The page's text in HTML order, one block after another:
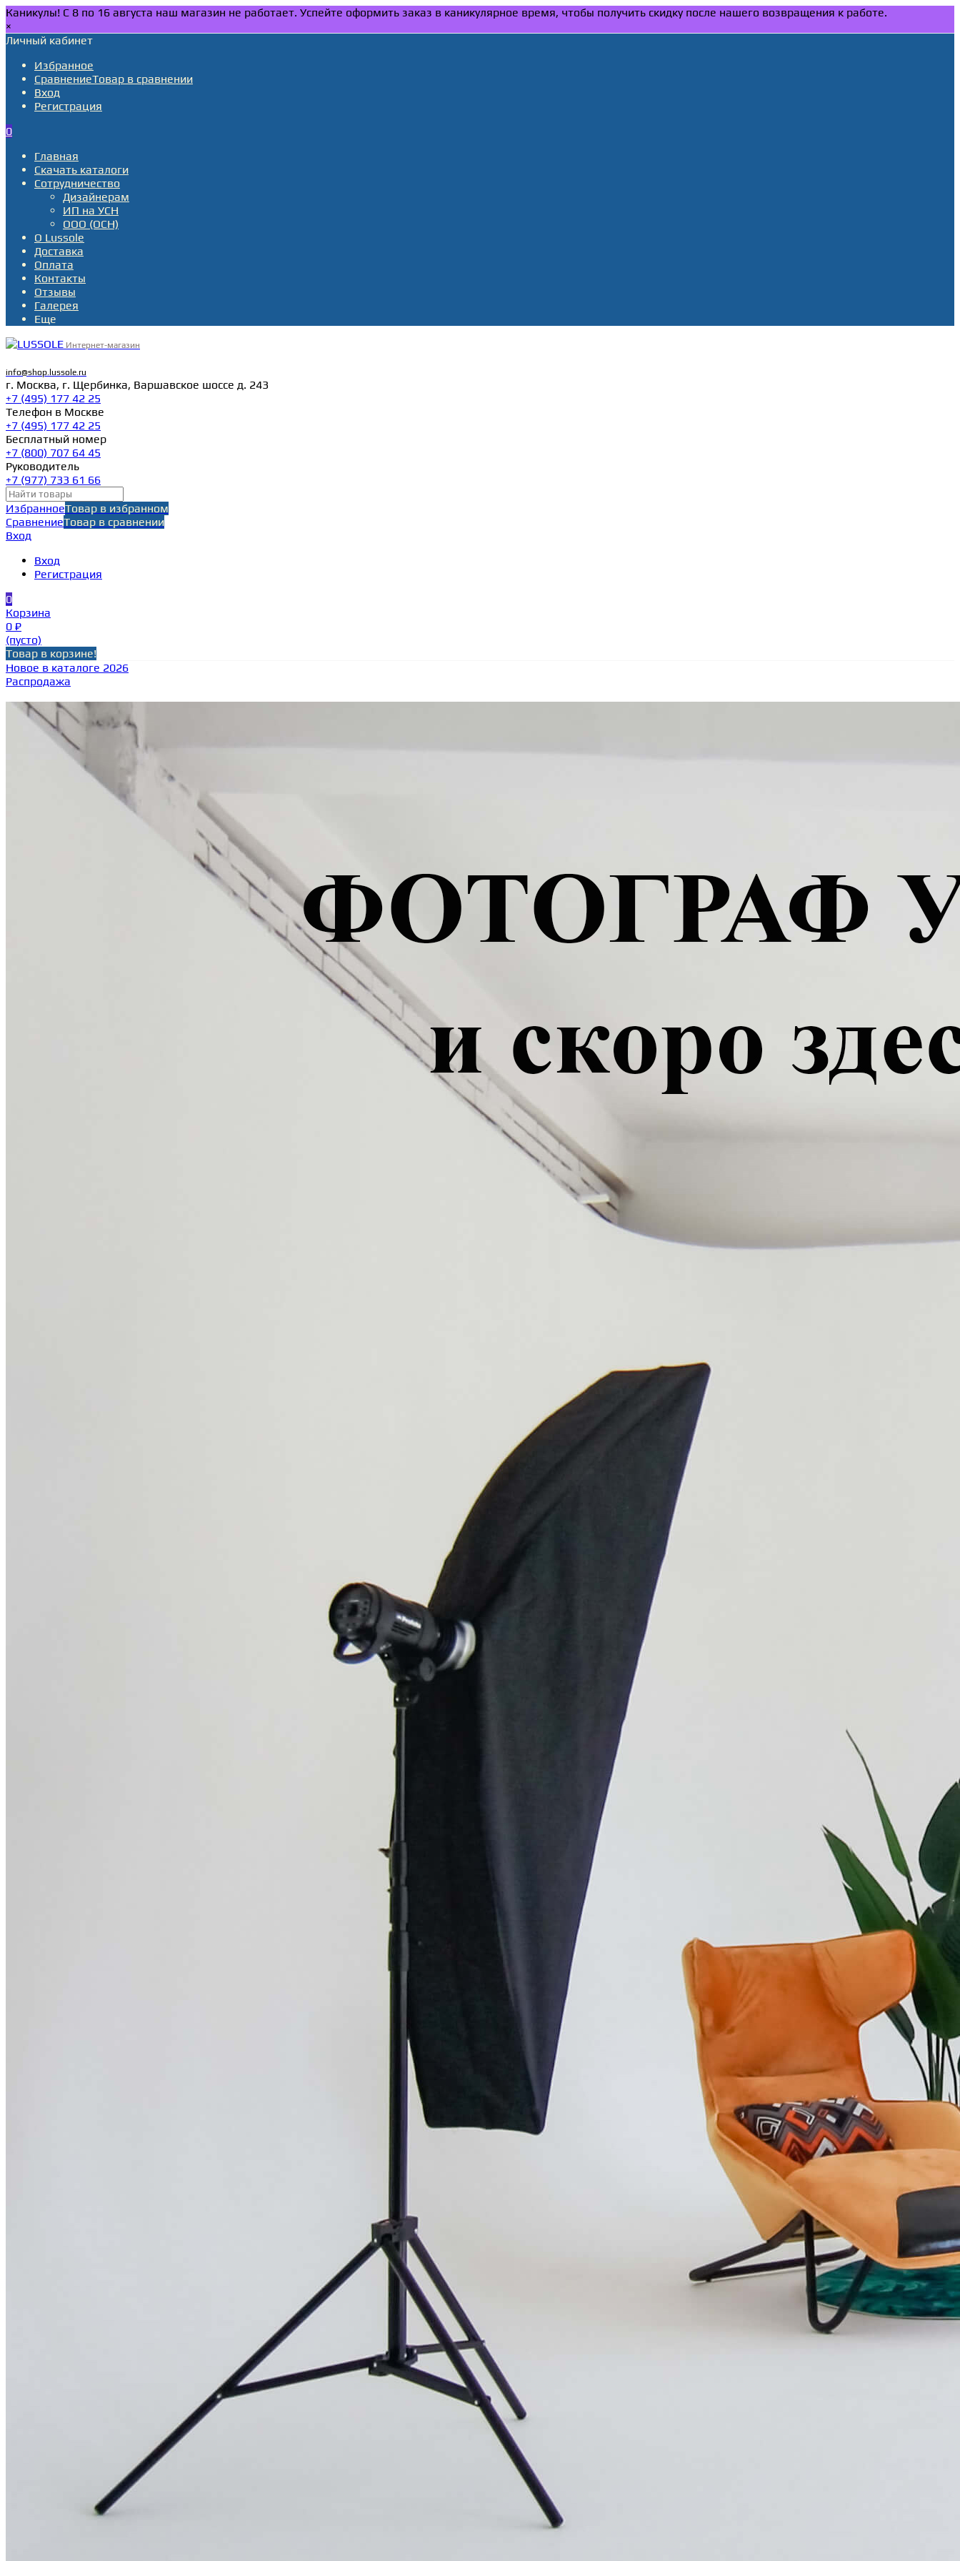
Каникулы! С 8 по 16 августа наш магазин не работает. Успейте оформить заказ в каникулярное время, чтобы получить скидку после нашего возвращения к работе.
×
Личный кабинет
Избранное
СравнениеТовар в сравнении
Вход
Регистрация
0
Главная
Скачать каталоги
Сотрудничество
Дизайнерам
ИП на УСН
ООО (ОСН)
О Lussole
Доставка
Оплата
Контакты
Отзывы
Галерея
Еще
Интернет-магазин
info@shop.lussole.ru
г. Москва, г. Щербинка, Варшавское шоссе д. 243
+7 (495) 177 42 25
Телефон в Москве
+7 (495) 177 42 25
Бесплатный номер
+7 (800) 707 64 45
Руководитель
+7 (977) 733 61 66
ИзбранноеТовар в избранном
СравнениеТовар в сравнении
Вход
Вход
Регистрация
0
Корзина
0 ₽
(пусто)
Товар в корзине!
Новое в каталоге 2026
Распродажа